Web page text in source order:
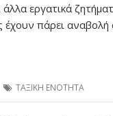
εργατικά
έχουν πάρει
ΤΑΞΙΚΗ ΕΝΟΤΗΤΑ